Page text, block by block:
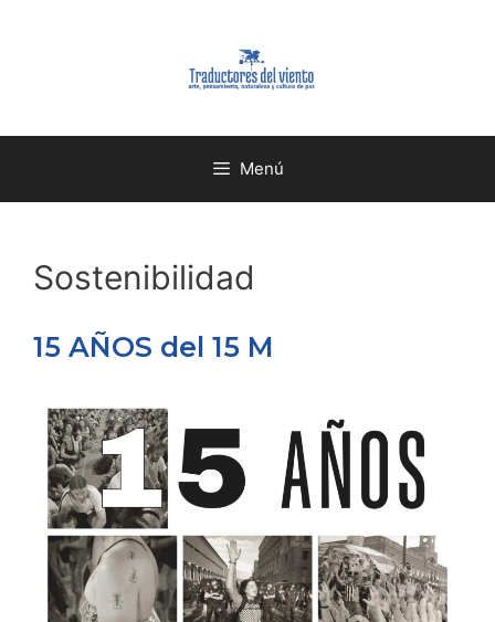
Menú
Sostenibilidad
15 AÑOS del 15 M